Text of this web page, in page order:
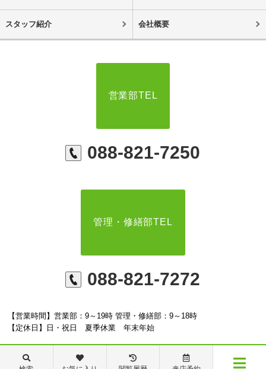
スタッフ紹介 会社概要
営業部TEL
088-821-7250
管理・修繕部TEL
088-821-7272
【営業時間】営業部：9～19時 管理・修繕部：9～18時
【定休日】日・祝日 夏季休業 年末年始